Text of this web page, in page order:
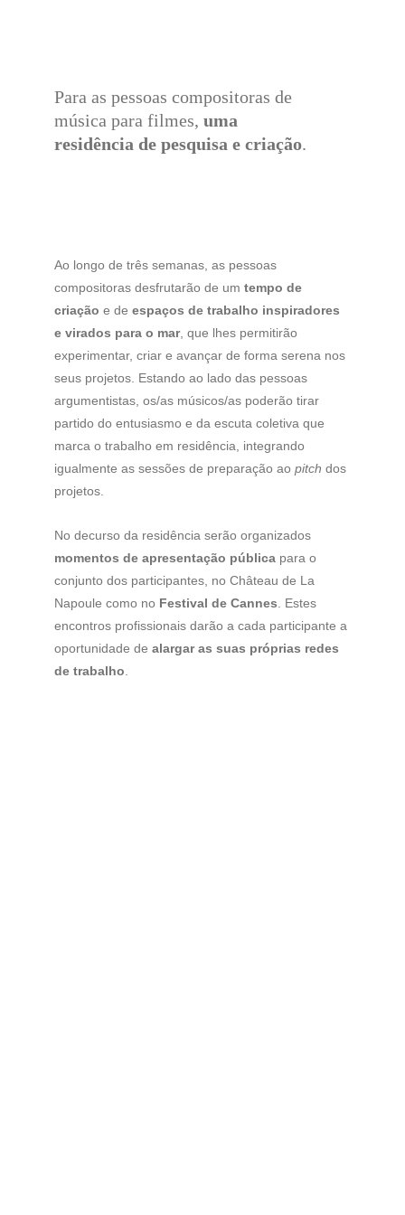
Ao longo de três semanas, as pessoas
compositoras desfrutarão de um tempo de
criação e de espaços de trabalho inspiradores
e virados para o mar, que lhes permitirão
experimentar, criar e avançar de forma serena nos
seus projetos. Estando ao lado das pessoas
argumentistas, os/as músicos/as poderão tirar
partido do entusiasmo e da escuta coletiva que
marca o trabalho em residência, integrando
igualmente as sessões de preparação ao pitch dos
projetos.
No decurso da residência serão organizados
momentos de apresentação pública para o
conjunto dos participantes, no Château de La
Napoule como no Festival de Cannes . Estes
encontros profissionais darão a cada participante a
oportunidade de alargar as suas próprias redes
de trabalho
Para as pessoas compositoras de
música para filmes, uma
residência de pesquisa e criação.